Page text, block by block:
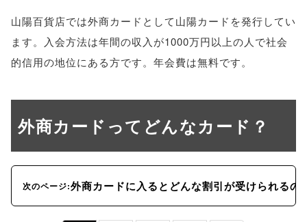
山陽百貨店では外商カードとして山陽カードを発行してい
ます。入会方法は年間の収入が1000万円以上の人で社会
的信用の地位にある方です。年会費は無料です。
外商カードってどんなカード？
次のページ:外商カードに入るとどんな割引が受けられるの